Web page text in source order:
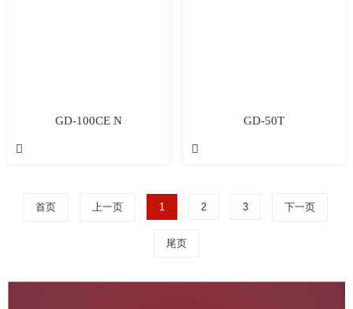
GD-100CE N

GD-50T

首页 上一页 1 2 3 下一页
尾页